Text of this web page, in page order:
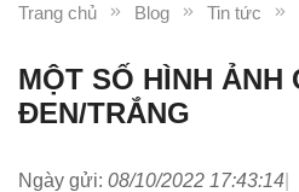
Trang chủ Blog Tin tức
MỘT SỐ HÌNH ẢNH
ĐEN/TRẮNG
Ngày gửi: 08/10/2022 17:43:14